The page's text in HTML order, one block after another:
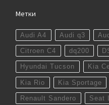
Метки
Audi A4 Audi q3
Citroen C4 dq200
Hyundai Tucson Kia
Kia Rio Kia Sportage
Renault Sandero Seat